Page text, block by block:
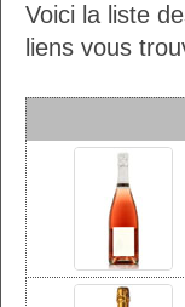
Voici la liste
liens vous